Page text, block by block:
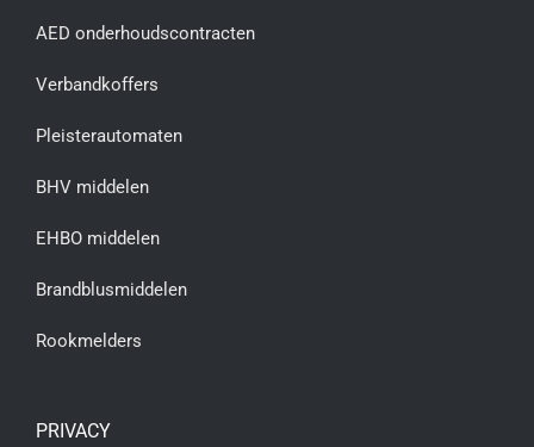
AED onderhoudscontracten
Verbandkoffers
Pleisterautomaten
BHV middelen
EHBO middelen
Brandblusmiddelen
Rookmelders
PRIVACY